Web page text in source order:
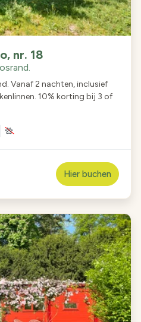
nr. 18
Vanaf 2 nachten, inclusief
10% korting bij 3 of
Hier buchen